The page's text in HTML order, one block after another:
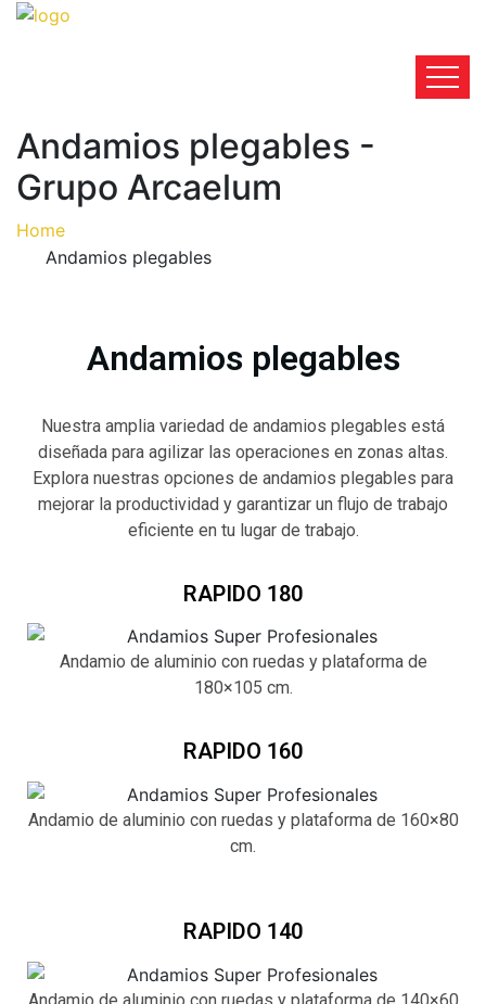
Andamios plegables -
Grupo Arcaelum
Home
Andamios plegables
Andamios plegables
Nuestra amplia variedad de andamios plegables está
diseñada para agilizar las operaciones en zonas altas.
Explora nuestras opciones de andamios plegables para
mejorar la productividad y garantizar un flujo de trabajo
eficiente en tu lugar de trabajo.
RAPIDO 180
Andamio de aluminio con ruedas y plataforma de
180×105 cm.
RAPIDO 160
Andamio de aluminio con ruedas y plataforma de 160×80
cm.
RAPIDO 140
Andamio de aluminio con ruedas y plataforma de 140×60